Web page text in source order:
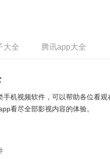
大全 腾讯app大全
手机视频软件，可以帮助各位看观
看尽全部影视内容的体验。